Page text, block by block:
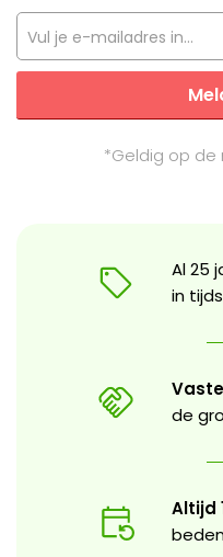
Vul je e-mailadres in...
*Geldig op
Al 25
in
de
Altijd